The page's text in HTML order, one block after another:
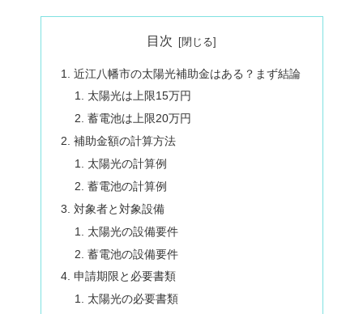
目次
近江八幡市の太陽光補助金はある？まず結論
太陽光は上限15万円
蓄電池は上限20万円
補助金額の計算方法
太陽光の計算例
蓄電池の計算例
対象者と対象設備
太陽光の設備要件
蓄電池の設備要件
申請期限と必要書類
太陽光の必要書類